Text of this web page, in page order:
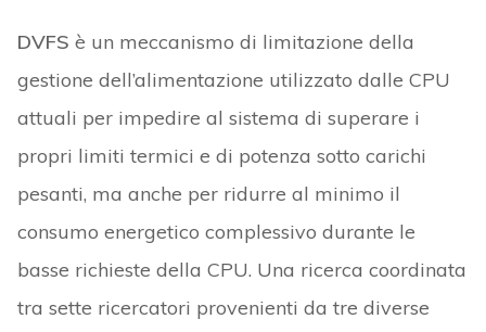
DVFS è un meccanismo di limitazione della
gestione dell’alimentazione utilizzato dalle CPU
attuali per impedire al sistema di superare i
propri limiti termici e di potenza sotto carichi
pesanti, ma anche per ridurre al minimo il
consumo energetico complessivo durante le
basse richieste della CPU. Una ricerca coordinata
tra sette ricercatori provenienti da tre diverse